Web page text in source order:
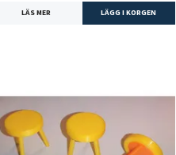
LÄS MER LÄGG I KORGEN